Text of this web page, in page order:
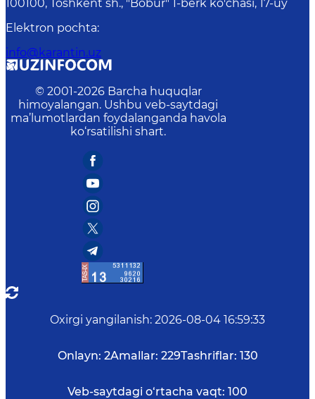
100100, Toshkent sh., "Bobur" 1-berk ko'chasi, 17-uy
Elektron pochta:
info@karantin.uz
© 2001-2026 Barcha huquqlar
himoyalangan. Ushbu veb-saytdagi
ma’lumotlardan foydalanganda havola
ko‘rsatilishi shart.
Oxirgi yangilanish: 2026-08-04 16:59:33
Onlayn: 2Amallar: 229Tashriflar: 130
Veb-saytdagi o‘rtacha vaqt: 100